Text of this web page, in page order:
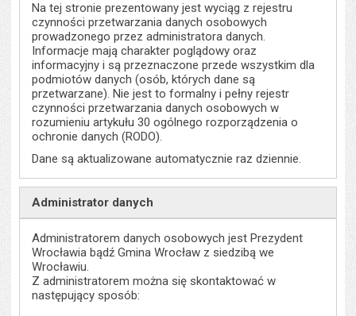
Na tej stronie prezentowany jest wyciąg z rejestru
czynności przetwarzania danych osobowych
prowadzonego przez administratora danych.
Informacje mają charakter poglądowy oraz
informacyjny i są przeznaczone przede wszystkim dla
podmiotów danych (osób, których dane są
przetwarzane). Nie jest to formalny i pełny rejestr
czynności przetwarzania danych osobowych w
rozumieniu artykułu 30 ogólnego rozporządzenia o
ochronie danych (RODO).
Dane są aktualizowane automatycznie raz dziennie.
Administrator danych
Administratorem danych osobowych jest Prezydent
Wrocławia bądź Gmina Wrocław z siedzibą we
Wrocławiu.
Z administratorem można się skontaktować w
następujący sposób: